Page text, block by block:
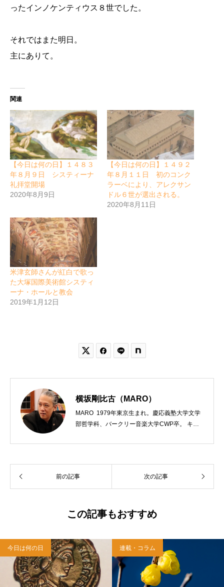
ったインノケンティウス８世でした。
それではまた明日。
主にありて。
関連
【今日は何の日】１４８３
年８月９日 システィーナ
礼拝堂開場
2020年8月9日
【今日は何の日】１４９２
年８月１１日 初のコンク
ラーベにより、アレクサン
ドル６世が選出される。
2020年8月11日
米津玄師さんが紅白で歌っ
た大塚国際美術館システィ
ーナ・ホールと教会
2019年1月12日
 
横坂剛比古（MARO）
MARO 1979年東京生まれ。慶応義塾大学文学
部哲学科、バークリー音楽大学CWP卒。 キリ
う宗教法人専門の行政書士。2020年7月よりク
「上馬キリスト教会（@kamiumach）」の運営
を行う「まじめ担当」。 著書に『聖書を読んだ
西洋哲学超入門〜』（日本実業出版）、『人生
イヤモンド社）、『世界一ゆるい聖書入門』、
『世界一ゆるい聖書教室』（「ふざけ担当」LE
ONとの共著、講談社）などがある。新著<a hr
ef="https://amzn.to/376F9aC">『ふっと心がラ
前の記事 次の記事
この記事もおすすめ
今日は何の日 連載・コラム